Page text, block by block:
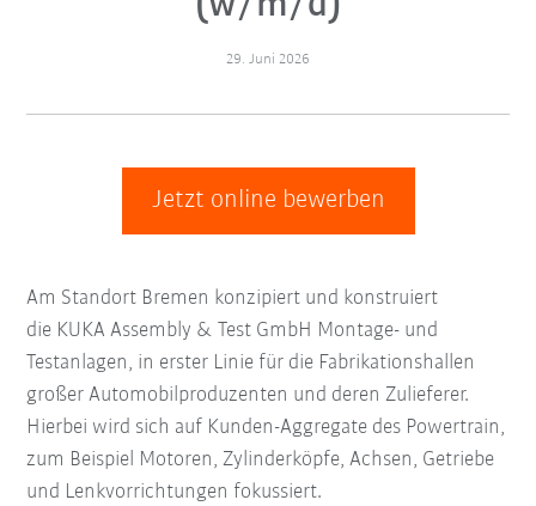
29. Juni 2026
Jetzt online bewerben
Am Standort Bremen konzipiert und konstruiert
die KUKA Assembly & Test GmbH Montage- und
Testanlagen, in erster Linie für die Fabrikationshallen
großer Automobilproduzenten und deren Zulieferer.
Hierbei wird sich auf Kunden-Aggregate des Powertrain,
zum Beispiel Motoren, Zylinderköpfe, Achsen, Getriebe
und Lenkvorrichtungen fokussiert.